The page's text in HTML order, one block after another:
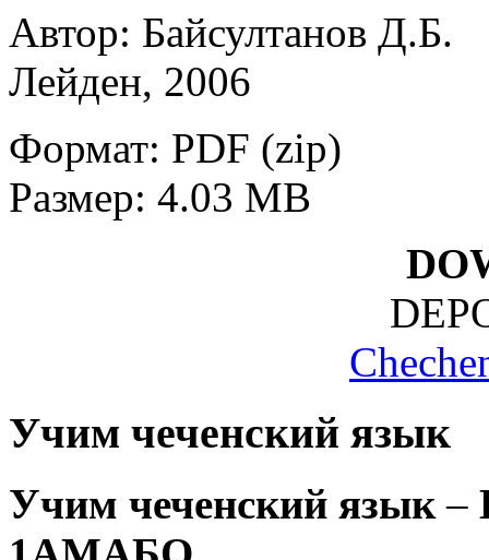
Автор: Байсултанов Д.Б.
Лейден, 2006
Формат: PDF (zip)
Размер: 4.03 MB
Учим чеченский язык
Учим чеченский язык–